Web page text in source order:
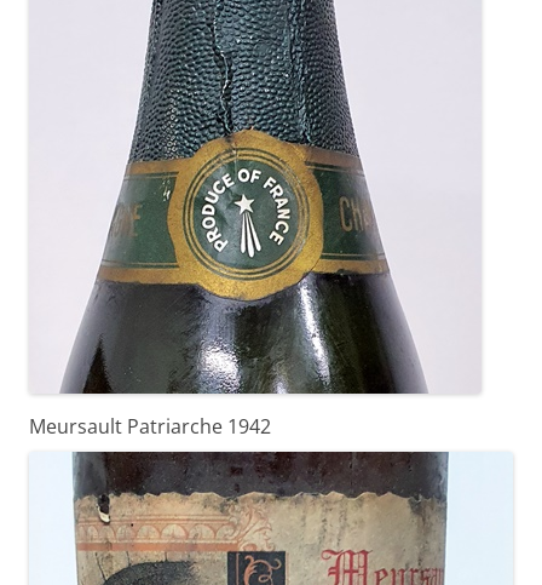
Meursault Patriarche 1942